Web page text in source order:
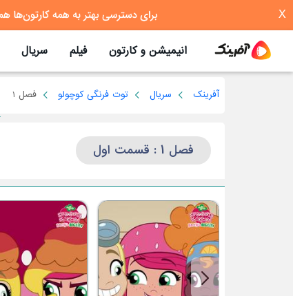
X
انیمیشن و کارتون فیلم سریال
آفرینک سریال توت فرنگی کوچولو فصل 1
فصل 1 : قسمت اول